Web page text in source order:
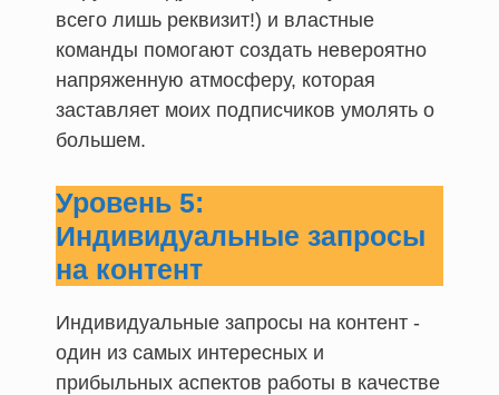
всего лишь реквизит!) и властные
команды помогают создать невероятно
напряженную атмосферу, которая
заставляет моих подписчиков умолять о
большем.
Уровень 5:
Индивидуальные запросы
на контент
Индивидуальные запросы на контент -
один из самых интересных и
прибыльных аспектов работы в качестве